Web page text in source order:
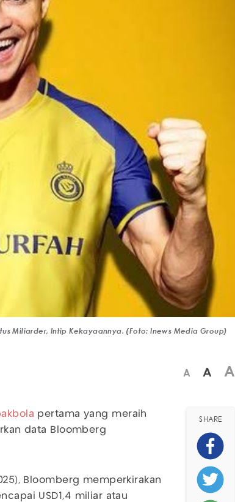
Miliarder, Intip Kekayaannya. (Foto: Inews Media Group)
A A A
pertama yang meraih
data Bloomberg
Bloomberg memperkirakan
USD1,4 miliar atau
SHARE